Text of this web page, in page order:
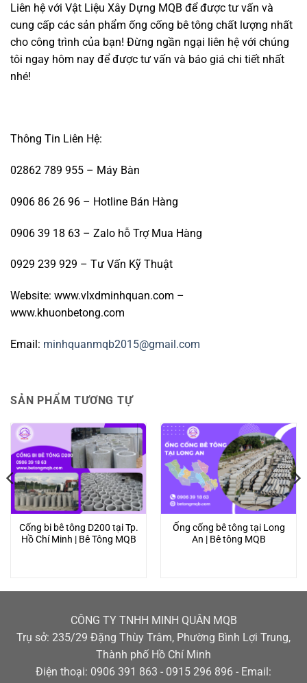
Liên hệ với Vật Liệu Xây Dựng MQB để được tư vấn và
cung cấp các sản phẩm ống cống bê tông chất lượng nhất
cho công trình của bạn! Đừng ngần ngại liên hệ với chúng
tôi ngay hôm nay để được tư vấn và báo giá chi tiết nhất
nhé!
Thông Tin Liên Hệ:
02862 789 955 – Máy Bàn
0906 86 26 96 – Hotline Bán Hàng
0906 39 18 63 – Zalo hỗ Trợ Mua Hàng
0929 239 929 – Tư Vấn Kỹ Thuật
Website: www.vlxdminhquan.com –
www.khuonbetong.com
Email: minhquanmqb2015@gmail.com
SẢN PHẨM TƯƠNG TỰ
Cống bi bê tông D200 tại Tp.
Hồ Chí Minh | Bê Tông MQB
Ống cống bê tông tại Long
An | Bê tông MQB
CÔNG TY TNHH MINH QUÂN MQB
Trụ sở: 235/29 Đặng Thùy Trâm, Phường Bình Lợi Trung,
Thành phố Hồ Chí Minh
Điện thoại: 0906 391 863 - 0915 296 896 - Email: